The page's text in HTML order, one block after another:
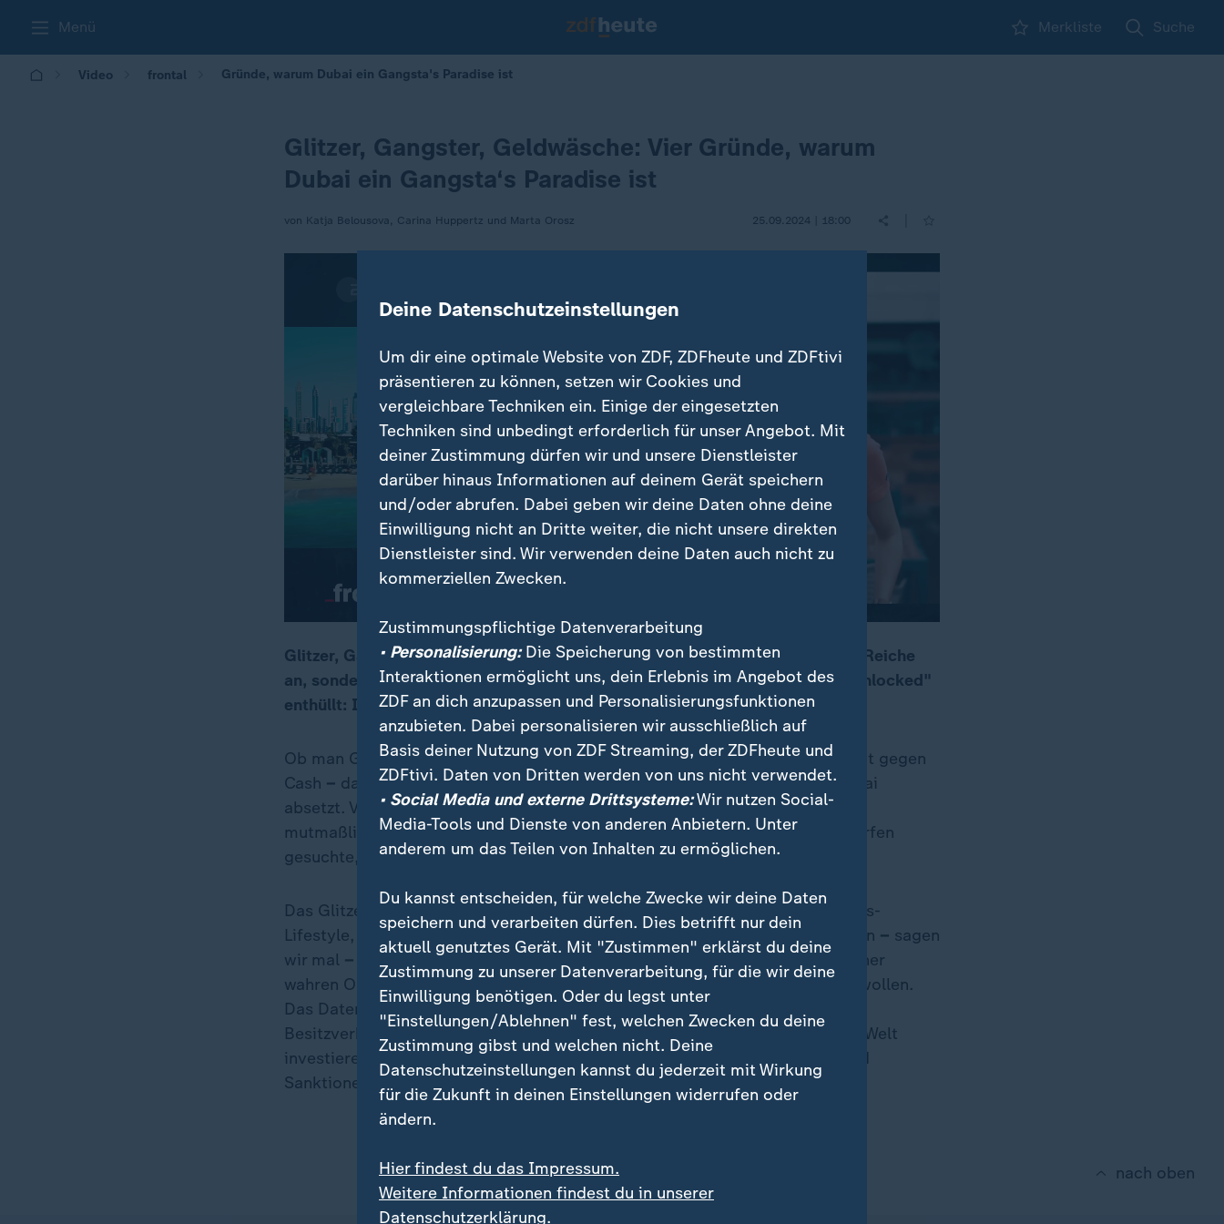
Menü Merkliste Suche
Video frontal Gründe, warum Dubai ein Gangsta's Paradise ist
Glitzer, Gangster, Geldwäsche: Vier Gründe, warum
Dubai ein Gangsta‘s Paradise ist
von Katja Belousova, Carina Huppertz und Marta Orosz 25.09.2024 | 18:00
00:17 12:51
Glitzer, Gangster, Geldwäsche: Dubai zieht nicht nur Promis, Influencer und Reiche
an, sondern auch gesuchte Kriminelle und ihr Geld! Das Datenleak "Dubai Unlocked"
enthüllt: In vielen teuren Immobilien stecken Millionen.
Ob man Glück mit Geld kaufen kann, darüber darf man streiten. Aber Freiheit gegen
Cash – das geht schon. Vor allem dann, wenn man sich früh genug nach Dubai
absetzt. Viele flüchtige Kriminelle wurden hier gesichtet, unter anderem der
mutmaßliche Drogenboss Daniel Kinahan oder die wegen Korruptionsvorwürfen
gesuchte, einst reichste Frau Afrikas, Isabel dos Santos.
Das Glitzer-Emirat scheint der perfekte Zufluchtsort zu sein: westlicher Luxus-
Lifestyle, niedrige Steuern, kaum Auslieferungen gesuchter Personen, und ein – sagen
wir mal –
eher laxer Umgang mit Geldwäsche. Genau das macht Dubai zu einer
wahren Oase für alle, die ihr schmutziges Geld in Luxusimmobilien stecken wollen.
Das Datenleak "Dubai Unlocked" gewährt exklusive Einblicke in die
Besitzverhältnisse von Immobilien im Golfstaat. Reiche Kriminelle aus aller Welt
investieren hier Millionenbeträge dubioser Herkunft, um Strafverfolgung und
Sanktionen zu entgehen.
nach oben
Deine Datenschutzeinstellungen
Um dir eine optimale Website von ZDF, ZDFheute und ZDFtivi
präsentieren zu können, setzen wir Cookies und
vergleichbare Techniken ein. Einige der eingesetzten
Techniken sind unbedingt erforderlich für unser Angebot. Mit
deiner Zustimmung dürfen wir und unsere Dienstleister
darüber hinaus Informationen auf deinem Gerät speichern
und/oder abrufen. Dabei geben wir deine Daten ohne deine
Einwilligung nicht an Dritte weiter, die nicht unsere direkten
Dienstleister sind. Wir verwenden deine Daten auch nicht zu
kommerziellen Zwecken.
Zustimmungspflichtige Datenverarbeitung
• Personalisierung:Die Speicherung von bestimmten
Interaktionen ermöglicht uns, dein Erlebnis im Angebot des
ZDF an dich anzupassen und Personalisierungsfunktionen
anzubieten. Dabei personalisieren wir ausschließlich auf
Basis deiner Nutzung von ZDF Streaming, der ZDFheute und
ZDFtivi. Daten von Dritten werden von uns nicht verwendet.
• Social Media und externe Drittsysteme:Wir nutzen Social-
Media-Tools und Dienste von anderen Anbietern. Unter
anderem um das Teilen von Inhalten zu ermöglichen.
Du kannst entscheiden, für welche Zwecke wir deine Daten
speichern und verarbeiten dürfen. Dies betrifft nur dein
aktuell genutztes Gerät. Mit "Zustimmen" erklärst du deine
Zustimmung zu unserer Datenverarbeitung, für die wir deine
Einwilligung benötigen. Oder du legst unter
"Einstellungen/Ablehnen" fest, welchen Zwecken du deine
Zustimmung gibst und welchen nicht. Deine
Datenschutzeinstellungen kannst du jederzeit mit Wirkung
für die Zukunft in deinen Einstellungen widerrufen oder
ändern.
Hier findest du das Impressum.
Weitere Informationen findest du in unserer
Datenschutzerklärung.